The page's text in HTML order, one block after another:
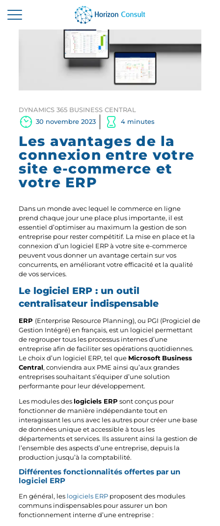
RESSOURCES
CONTACTEZ-NOUS
DYNAMICS 365 BUSINESS CENTRAL
30 novembre 2023
4 minutes
Les avantages de la
connexion entre votre
site e-commerce et
votre ERP
Dans un monde avec lequel le commerce en ligne
prend chaque jour une place plus importante, il est
essentiel d’optimiser au maximum la gestion de son
entreprise pour rester compétitif. La mise en place et la
connexion d’un logiciel ERP à votre site e-commerce
peuvent vous donner un avantage certain sur vos
concurrents, en améliorant votre efficacité et la qualité
de vos services.
Le logiciel ERP : un outil
centralisateur indispensable
ERP (Enterprise Resource Planning), ou PGI (Progiciel de
Gestion Intégré) en français, est un logiciel permettant
de regrouper tous les processus internes d’une
entreprise afin de faciliter ses opérations quotidiennes.
Le choix d’un logiciel ERP, tel que Microsoft Business
Central, conviendra aux PME ainsi qu’aux grandes
entreprises souhaitant s’équiper d’une solution
performante pour leur développement.
Les modules des logiciels ERP sont conçus pour
fonctionner de manière indépendante tout en
interagissant les uns avec les autres pour créer une base
de données unique et accessible à tous les
départements et services. Ils assurent ainsi la gestion de
l’ensemble des aspects d’une entreprise, depuis la
production jusqu’à la comptabilité.
Différentes fonctionnalités offertes par un
logiciel ERP
En général, les logiciels ERP proposent des modules
communs indispensables pour assurer un bon
fonctionnement interne d’une entreprise :